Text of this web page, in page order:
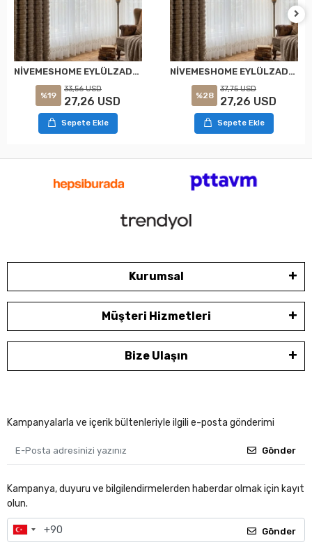
NİVEMESHOME EYLÜLZADE GOLD DETAY 1/2,5 PİLELİ TÜL PERDE APM
%19
33,56 USD
27,26 USD
Sepete Ekle
NİVEMESHOME EYLÜLZADE GOLD DETAY 1/3 PİLELİ TÜL PERDE APM
%28
37,75 USD
27,26 USD
Sepete Ekle
Kurumsal
Müşteri Hizmetleri
Bize Ulaşın
Kampanyalarla ve içerik bültenleriyle ilgili e-posta gönderimi
Gönder
Kampanya, duyuru ve bilgilendirmelerden haberdar olmak için kayıt
olun.
Gönder